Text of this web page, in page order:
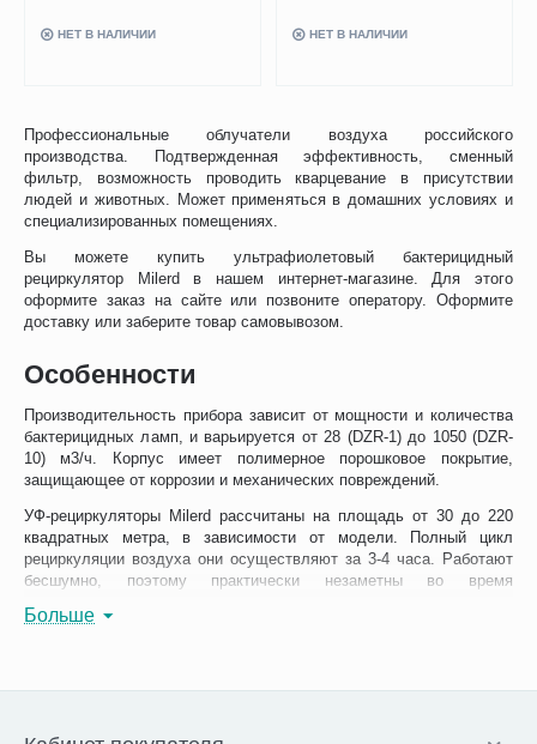
Профессиональные облучатели воздуха российского
производства. Подтвержденная эффективность, сменный
фильтр, возможность проводить кварцевание в присутствии
людей и животных. Может применяться в домашних условиях и
специализированных помещениях.
Вы можете купить ультрафиолетовый бактерицидный
рециркулятор Milerd в нашем интернет-магазине. Для этого
оформите заказ на сайте или позвоните оператору. Оформите
доставку или заберите товар самовывозом.
Особенности
Производительность прибора зависит от мощности и количества
бактерицидных ламп, и варьируется от 28 (DZR-1) до 1050 (DZR-
10) м3/ч. Корпус имеет полимерное порошковое покрытие,
защищающее от коррозии и механических повреждений.
УФ-рециркуляторы Milerd рассчитаны на площадь от 30 до 220
квадратных метра, в зависимости от модели. Полный цикл
рециркуляции воздуха они осуществляют за 3-4 часа. Работают
бесшумно, поэтому практически незаметны во время
Больше
НЕТ В НАЛИЧИИ НЕТ В НАЛИЧИИ